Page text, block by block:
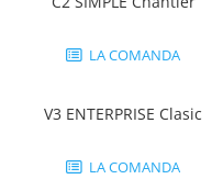
Impermeabila
impermeabile
Jachete / Bluze salopeta
LA COMANDA
V3 ENTERPRISE Clasic
LA COMANDA